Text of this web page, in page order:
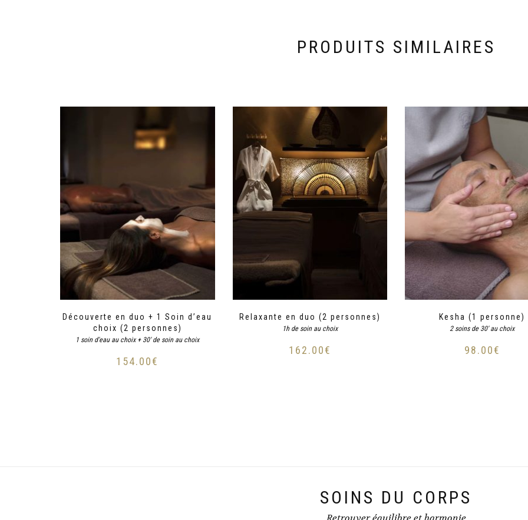
PRODUITS SIMILAIRES
Découverte en duo + 1 Soin d’eau
choix (2 personnes)
1 soin d'eau au choix + 30' de soin au choix
154.00€
Relaxante en duo (2 personnes)
1h de soin au choix
162.00€
Kesha (1 personne)
2 soins de 30' au choix
98.00€
SOINS DU CORPS